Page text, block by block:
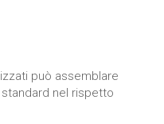
può assemblare
nel rispetto